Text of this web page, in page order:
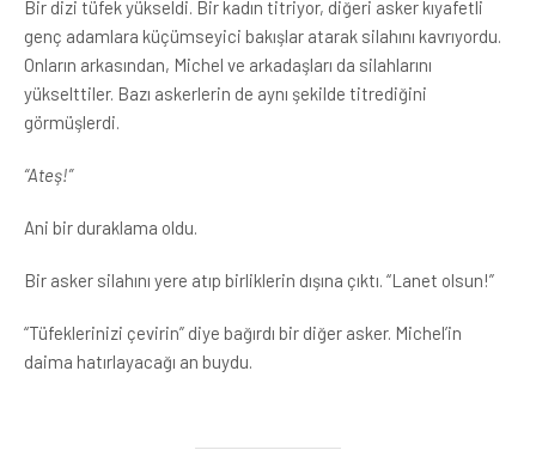
Bir dizi tüfek yükseldi. Bir kadın titriyor, diğeri asker kıyafetli
genç adamlara küçümseyici bakışlar atarak silahını kavrıyordu.
Onların arkasından, Michel ve arkadaşları da silahlarını
yükselttiler. Bazı askerlerin de aynı şekilde titrediğini
görmüşlerdi.
“Ateş!”
Ani bir duraklama oldu.
Bir asker silahını yere atıp birliklerin dışına çıktı. “Lanet olsun!”
“Tüfeklerinizi çevirin” diye bağırdı bir diğer asker. Michel’in
daima hatırlayacağı an buydu.